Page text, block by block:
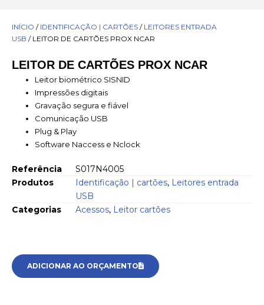
INÍCIO / IDENTIFICAÇÃO | CARTÕES / LEITORES ENTRADA
USB / LEITOR DE CARTÕES PROX NCAR
LEITOR DE CARTÕES PROX NCAR
Leitor biométrico SISNID
Impressões digitais
Gravação segura e fiável
Comunicação USB
Plug & Play
Software Naccess e Nclock
Referência
S017N4005
Produtos
Identificação | cartões, Leitores entrada
USB
Categorias
Acessos, Leitor cartões
ADICIONAR AO ORÇAMENTO